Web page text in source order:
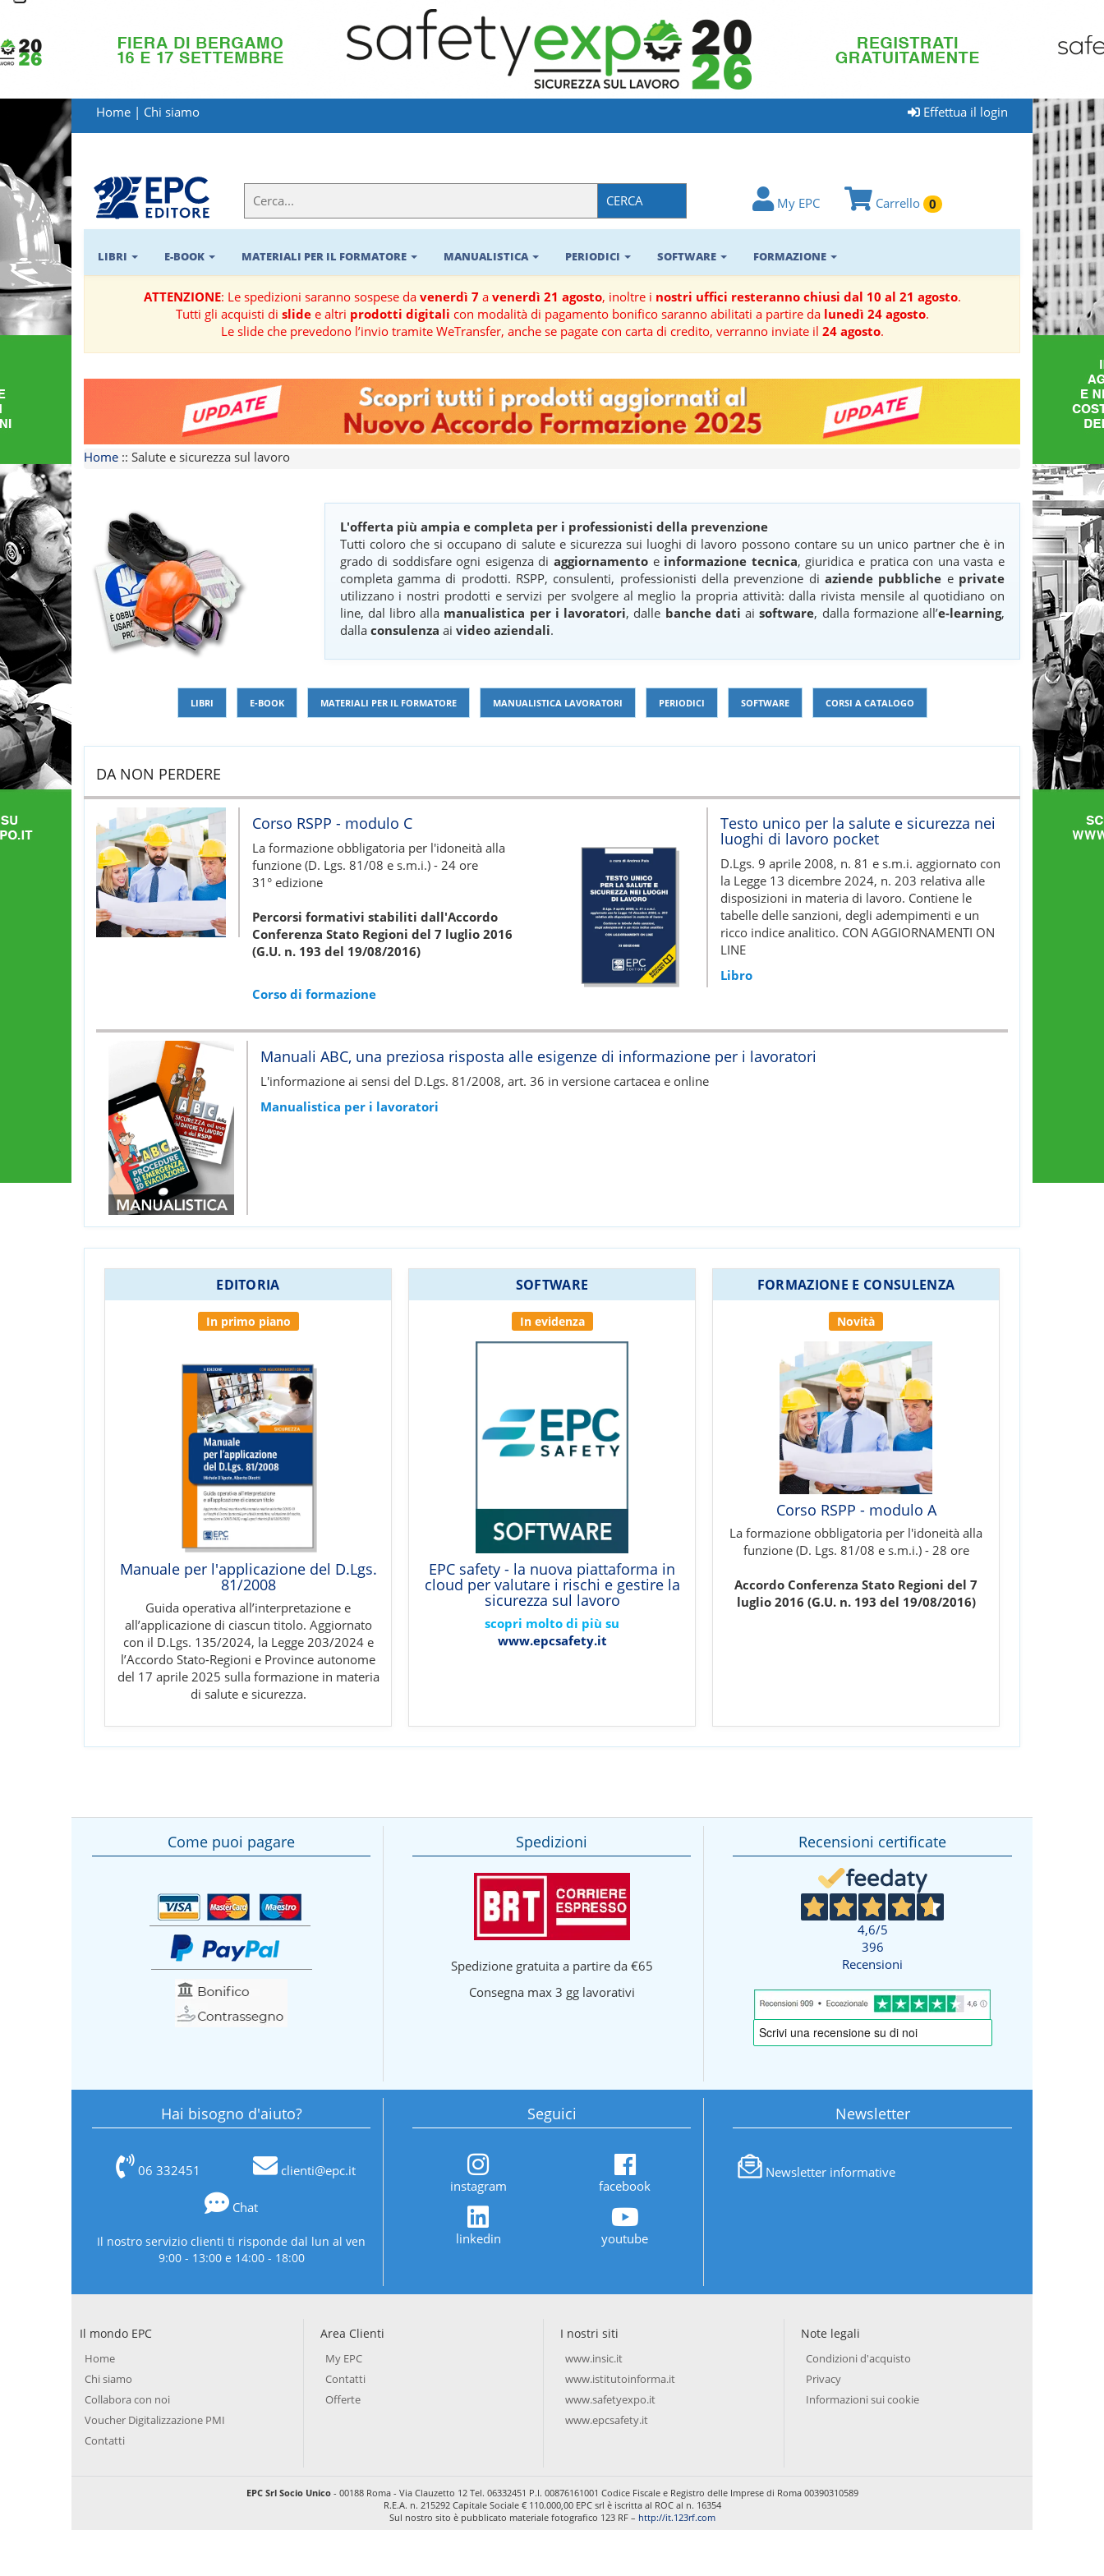
LIBRI
MATERIALI
PER
IL
FORMATORE
E-
BOOK
RIVISTE
MANUALISTICA
TEMATICHE
Home | Chi siamo Effettua il login
CERCA My EPC Carrello 0
LIBRI E-BOOK MATERIALI PER IL FORMATORE MANUALISTICA PERIODICI SOFTWARE FORMAZIONE
ATTENZIONE: Le spedizioni saranno sospese da venerdì 7a venerdì 21 agosto, inoltre i nostri uffici resteranno chiusi dal 10 al 21 agosto.
Tutti gli acquisti di slidee altri prodotti digitali con modalità di pagamento bonifico saranno abilitati a partire da lunedì 24 agosto.
Le slide che prevedono l’invio tramite WeTransfer, anche se pagate con carta di credito, verranno inviate il 24 agosto.
Home :: Salute e sicurezza sul lavoro
L'offerta più ampia e completa per i professionisti della prevenzione
Tutti coloro che si occupano di salute e sicurezza sui luoghi di lavoro possono contare su un unico partner che è in
grado di soddisfare ogni esigenza diaggiornamento e informazione tecnica, giuridica e pratica con una vasta e
completa gamma di prodotti. RSPP, consulenti, professionisti della prevenzione di aziende pubbliche e private
utilizzano i nostri prodotti e servizi per svolgere al meglio la propria attività: dalla rivista mensile al quotidiano on
line, dal libro alla manualistica per i lavoratori, dalle banche dati aisoftware, dalla formazione all’e-learning,
dalla consulenza ai video aziendali.
LIBRI E-BOOK MATERIALI PER IL FORMATORE MANUALISTICA LAVORATORI PERIODICI SOFTWARE CORSI A CATALOGO
DA NON PERDERE
Corso RSPP - modulo C
La formazione obbligatoria per l'idoneità alla
funzione (D. Lgs. 81/08 e s.m.i.) - 24 ore
31° edizione
Percorsi formativi stabiliti dall'Accordo
Conferenza Stato Regioni del 7 luglio 2016
(G.U. n. 193 del 19/08/2016)
Corso di formazione
Testo unico per la salute e sicurezza nei
luoghi di lavoro pocket
D.Lgs. 9 aprile 2008, n. 81 e s.m.i. aggiornato con
la Legge 13 dicembre 2024, n. 203 relativa alle
disposizioni in materia di lavoro. Contiene le
tabelle delle sanzioni, degli adempimenti e un
ricco indice analitico. CON AGGIORNAMENTI ON
LINE
Libro
Manuali ABC, una preziosa risposta alle esigenze di informazione per i lavoratori
L'informazione ai sensi del D.Lgs. 81/2008, art. 36 in versione cartacea e online
Manualistica per i lavoratori
EDITORIA
In primo piano
Manuale per l'applicazione del D.Lgs.
81/2008
Guida operativa all’interpretazione e
all’applicazione di ciascun titolo. Aggiornato
con il D.Lgs. 135/2024, la Legge 203/2024 e
l’Accordo Stato-Regioni e Province autonome
del 17 aprile 2025 sulla formazione in materia
di salute e sicurezza.
SOFTWARE
In evidenza
EPC safety - la nuova piattaforma in
cloud per valutare i rischi e gestire la
sicurezza sul lavoro
scopri molto di più su
www.epcsafety.it
FORMAZIONE E CONSULENZA
Novità
Corso RSPP - modulo A
La formazione obbligatoria per l'idoneità alla
funzione (D. Lgs. 81/08 e s.m.i.) - 28 ore
Accordo Conferenza Stato Regioni del 7
luglio 2016 (G.U. n. 193 del 19/08/2016)
Come puoi pagare Spedizioni
Spedizione gratuita a partire da €65
Consegna max 3 gg lavorativi
Recensioni certificate
4,6/5
396
Recensioni
Hai bisogno d'aiuto?
06 332451 clienti@epc.it
Chat
Il nostro servizio clienti ti risponde dal lun al ven
9:00 - 13:00 e 14:00 - 18:00
Seguici
instagram facebook
linkedin youtube
Newsletter
Newsletter informative
Il mondo EPC
Home
Chi siamo
Collabora con noi
Voucher Digitalizzazione PMI
Contatti
Area Clienti
My EPC
Contatti
Offerte
I nostri siti
www.insic.it
www.istitutoinforma.it
www.safetyexpo.it
www.epcsafety.it
Note legali
Condizioni d'acquisto
Privacy
Informazioni sui cookie
EPC Srl Socio Unico- 00188 Roma - Via Clauzetto 12 Tel. 06332451 P.I. 00876161001 Codice Fiscale e Registro delle Imprese di Roma 00390310589
R.E.A. n. 215292 Capitale Sociale € 110.000,00 EPC srl è iscritta al ROC al n. 16354
Sul nostro sito è pubblicato materiale fotografico 123 RF – http://it.123rf.com